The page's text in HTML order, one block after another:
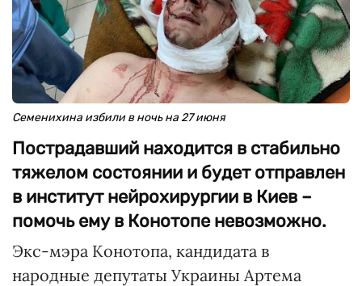
Семенихина избили в ночь на 27 июня
Пострадавший находится в стабильно
тяжелом состоянии и будет отправлен
в институт нейрохирургии в Киев –
помочь ему в Конотопе невозможно.
Экс-мэра Конотопа, кандидата в
народные депутаты Украины Артема